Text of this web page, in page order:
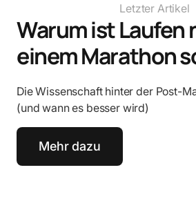
Letzter Artikel
Warum ist Laufen
einem Marathon
Die Wissenschaft hinter der Post-
(und wann es besser wird)
Mehr dazu